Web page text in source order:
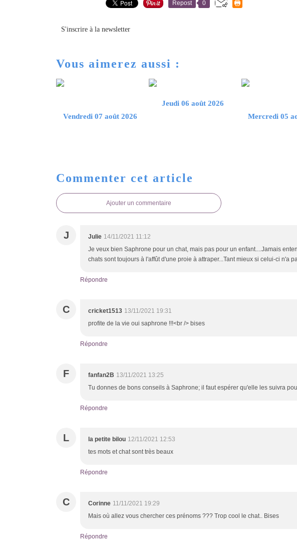
Repost 0
S'inscrire à la newsletter
Vous aimerez aussi :
Vendredi 07 août 2026
Jeudi 06 août 2026
Mercredi 05
Commenter cet article
Ajouter un commentaire
J Julie 14/11/2021 11:12
Je veux bien Saphrone pour un chat, mais pas pour un enfant....Jamais
chats sont toujours à l'affût d'une proie à attraper...Tant mieux si celui-ci n'a
Répondre
C cricket1513 13/11/2021 19:31
profite de la vie oui saphrone !!!<br /> bises
Répondre
F fanfan2B 13/11/2021 13:25
Tu donnes de bons conseils à Saphrone; il faut espérer qu'elle les suivra
Répondre
L la petite bilou 12/11/2021 12:53
tes mots et chat sont très beaux
Répondre
C Corinne 11/11/2021 19:29
Mais où allez vous chercher ces prénoms ??? Trop cool le chat.. Bises
Répondre